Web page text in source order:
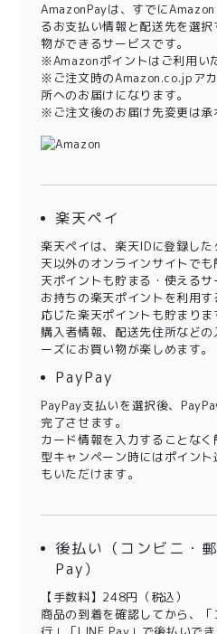
AmazonPayは、すでに
るお支払い情報と配送先を選
物ができるサービスです。
※Amazonポイントはご利用い
※ご注文時のAmazon.co.jpア
所へのお届けになります。
※ご注文後のお届け先変更は承
楽天ペイ
楽天ペイは、楽天IDに登録し
天以外のオンラインサイトで
天ポイントも貯まる・使えるサ
お持ちの楽天ポイントを利用
応じた楽天ポイントも貯まりま
購入者情報、配送先住所など
ーズにお買い物が楽しめます。
PayPay
PayPay支払いを選択後、
完了させます。
カード情報を入力することな
型キャンペーン時にはポイン
もいただけます。
後払い（コンビニ・
Pay）
【手数料】248円（税込）
商品の到着を確認してから、